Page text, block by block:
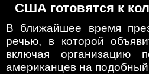
США готовятся к
В ближайшее время
речью, в которой
включая организацию
американцев на